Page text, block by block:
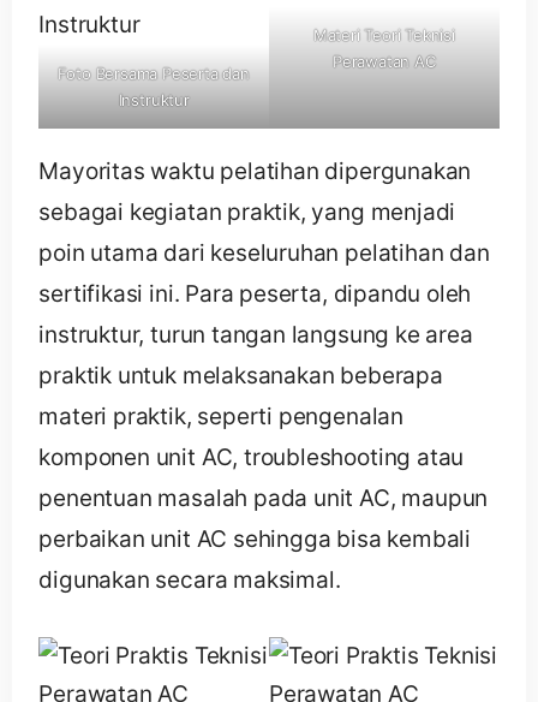
Foto Bersama Peserta dan
Instruktur
Materi Teori Teknisi
Perawatan AC
Mayoritas waktu pelatihan dipergunakan
sebagai kegiatan praktik, yang menjadi
poin utama dari keseluruhan pelatihan dan
sertifikasi ini. Para peserta, dipandu oleh
instruktur, turun tangan langsung ke area
praktik untuk melaksanakan beberapa
materi praktik, seperti pengenalan
komponen unit AC, troubleshooting atau
penentuan masalah pada unit AC, maupun
perbaikan unit AC sehingga bisa kembali
digunakan secara maksimal.